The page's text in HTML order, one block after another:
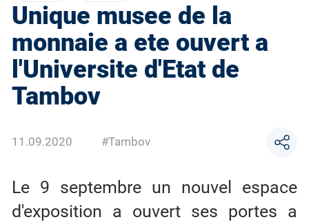
Unique musee de la
monnaie a ete ouvert a
l'Universite d'Etat de
Tambov
11.09.2020 #Tambov
Le 9 septembre un nouvel espace
d'exposition a ouvert ses portes a